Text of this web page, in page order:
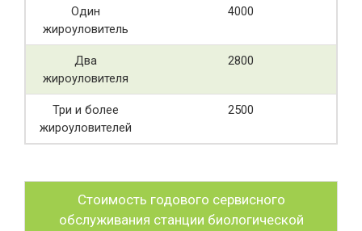
Один
жироуловитель
4000
Два
жироуловителя
2800
Три и более
жироуловителей
2500
Стоимость годового сервисного
обслуживания станции биологической